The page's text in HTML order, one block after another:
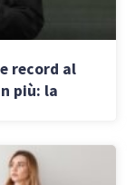
record al
più: la